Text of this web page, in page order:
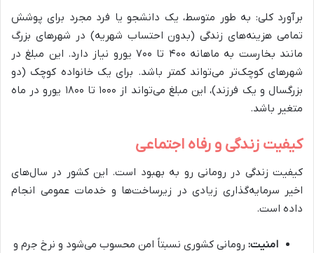
برآورد کلی: به طور متوسط، یک دانشجو یا فرد مجرد برای پوشش
تمامی هزینه‌های زندگی (بدون احتساب شهریه) در شهرهای بزرگ
مانند بخارست به ماهانه ۴۰۰ تا ۷۰۰ یورو نیاز دارد. این مبلغ در
شهرهای کوچک‌تر می‌تواند کمتر باشد. برای یک خانواده کوچک (دو
بزرگسال و یک فرزند)، این مبلغ می‌تواند از ۱۰۰۰ تا ۱۸۰۰ یورو در ماه
متغیر باشد.
کیفیت زندگی و رفاه اجتماعی
کیفیت زندگی در رومانی رو به بهبود است. این کشور در سال‌های
اخیر سرمایه‌گذاری زیادی در زیرساخت‌ها و خدمات عمومی انجام
داده است.
امنیت: رومانی کشوری نسبتاً امن محسوب می‌شود و نرخ جرم و